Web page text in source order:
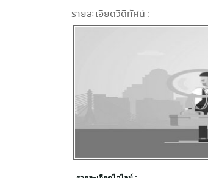
รายละเอียดวีดีทัศน์ :